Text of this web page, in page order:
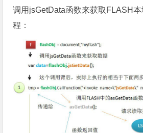
调用jsGetData函数来获取FLASH
程：